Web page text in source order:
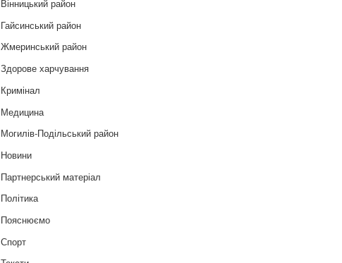
Вінницький район
Гайсинський район
Жмеринський район
Здорове харчування
Кримінал
Медицина
Могилів-Подільський район
Новини
Партнерський матеріал
Політика
Пояснюємо
Спорт